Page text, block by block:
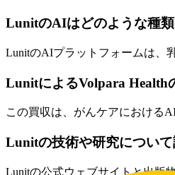
LunitのAIはどのような種
LunitのAIプラットフォームは、
LunitによるVolpara Health
この買収は、がんケアにおける
Lunitの技術や研究につい
Lunitの公式ウェブサイトと出版